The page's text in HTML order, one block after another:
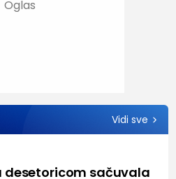
Vidi sve
desetoricom sačuvala